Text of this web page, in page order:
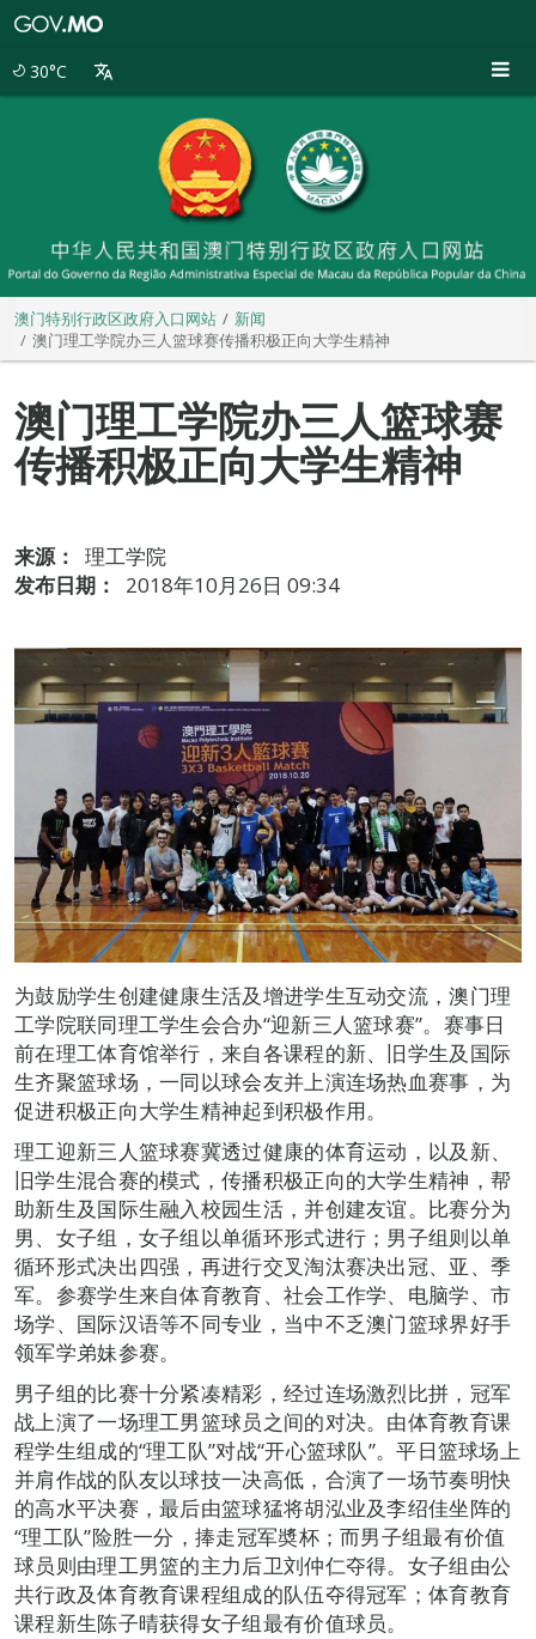
30°C
澳门特别行政区政府入口网站
新闻
澳门理工学院办三人篮球赛传播积极正向大学生精神
澳门理工学院办三人篮球赛
传播积极正向大学生精神
来源：
理工学院
发布日期：
2018年10月26日 09:34
为鼓励学生创建健康生活及增进学生互动交流，澳门理
工学院联同理工学生会合办“迎新三人篮球赛”。赛事日
前在理工体育馆举行，来自各课程的新、旧学生及国际
生齐聚篮球场，一同以球会友并上演连场热血赛事，为
促进积极正向大学生精神起到积极作用。
理工迎新三人篮球赛冀透过健康的体育运动，以及新、
旧学生混合赛的模式，传播积极正向的大学生精神，帮
助新生及国际生融入校园生活，并创建友谊。比赛分为
男、女子组，女子组以单循环形式进行；男子组则以单
循环形式决出四强，再进行交叉淘汰赛决出冠、亚、季
军。参赛学生来自体育教育、社会工作学、电脑学、市
场学、国际汉语等不同专业，当中不乏澳门篮球界好手
领军学弟妹参赛。
男子组的比赛十分紧凑精彩，经过连场激烈比拼，冠军
战上演了一场理工男篮球员之间的对决。由体育教育课
程学生组成的“理工队”对战“开心篮球队”。平日篮球场上
并肩作战的队友以球技一决高低，合演了一场节奏明快
的高水平决赛，最后由篮球猛将胡泓业及李绍佳坐阵的
“理工队”险胜一分，捧走冠军奬杯；而男子组最有价值
球员则由理工男篮的主力后卫刘仲仁夺得。女子组由公
共行政及体育教育课程组成的队伍夺得冠军；体育教育
课程新生陈子晴获得女子组最有价值球员。